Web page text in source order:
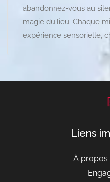
abandonnez-vous au
magie du lieu. Chaque
expérience sensorielle,
Liens
À propos